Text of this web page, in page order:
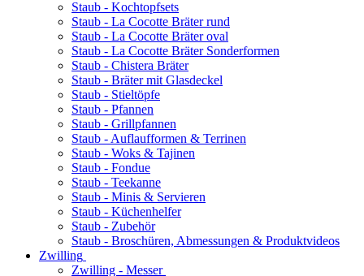
Staub - Kochtopfsets
Staub - La Cocotte Bräter rund
Staub - La Cocotte Bräter oval
Staub - La Cocotte Bräter Sonderformen
Staub - Chistera Bräter
Staub - Bräter mit Glasdeckel
Staub - Stieltöpfe
Staub - Pfannen
Staub - Grillpfannen
Staub - Auflaufformen & Terrinen
Staub - Woks & Tajinen
Staub - Fondue
Staub - Teekanne
Staub - Minis & Servieren
Staub - Küchenhelfer
Staub - Zubehör
Staub - Broschüren, Abmessungen & Produktvideos
Zwilling
Zwilling - Messer